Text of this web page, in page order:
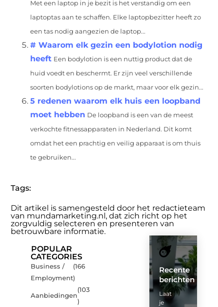
Met een laptop in je bezit is het verstandig om een
laptoptas aan te schaffen. Elke laptopbezitter heeft zo
een tas nodig aangezien de laptop...
# Waarom elk gezin een bodylotion nodig
heeft Een bodylotion is een nuttig product dat de
huid voedt en beschermt. Er zijn veel verschillende
soorten bodylotions op de markt, maar voor elk gezin...
5 redenen waarom elk huis een loopband
moet hebben De loopband is een van de meest
verkochte fitnessapparaten in Nederland. Dit komt
omdat het een prachtig en veilig apparaat is om thuis
te gebruiken...
Tags:
Dit artikel is samengesteld door het redactieteam
van mundamarketing.nl, dat zich richt op het
zorgvuldig selecteren en presenteren van
betrouwbare informatie.
POPULAR
CATEGORIES
Business /
Employment
(166
)
Aanbiedingen
(103
)
Recente
berichten
Laat
je